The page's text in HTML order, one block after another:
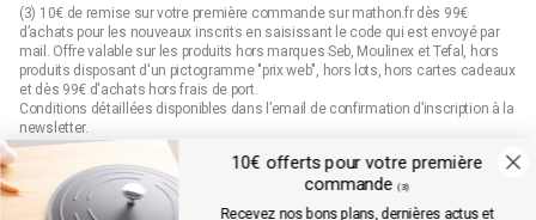
accessoires pratiques comme un panier vapeur​
Découvrez notre large choix de Cocotte-
Minute® et autocuiseurs compatibles
induction
Dans cette sélection, vous trouverez aussi une grande variété
Cocotte-Minute® autocuiseurs, principalement
compatibles avec l'induction. Pour vérifier la compatibilité de votre
(3) 10€ de remise sur votre première commande sur mathon.fr dès 99€
d’achats pour les nouveaux inscrits en saisissant le code qui est envoyé par
mail. Offre valable sur les produits hors marques Seb, Moulinex et Tefal, hors
produits disposant d'un pictogramme "prix web", hors lots, hors cartes cadeaux
et dès 99€ d'achats hors frais de port.
Conditions détaillées disponibles dans l’email de confirmation d’inscription à la
newsletter.
(4) Offre « Prix web » valable uniquement sur les produits comportant le
pictogramme "prix web". Les produits indiqués "prix web" sont des offres
exclusives au site mathon.fr. Offre non applicable en magasin ou en catalogue.
10€ offerts pour votre première
commande (3)
Recevez nos bons plans, dernières actus et